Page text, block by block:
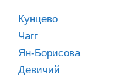
Кунцево
Чагг
Ян-Борисова
Девичий